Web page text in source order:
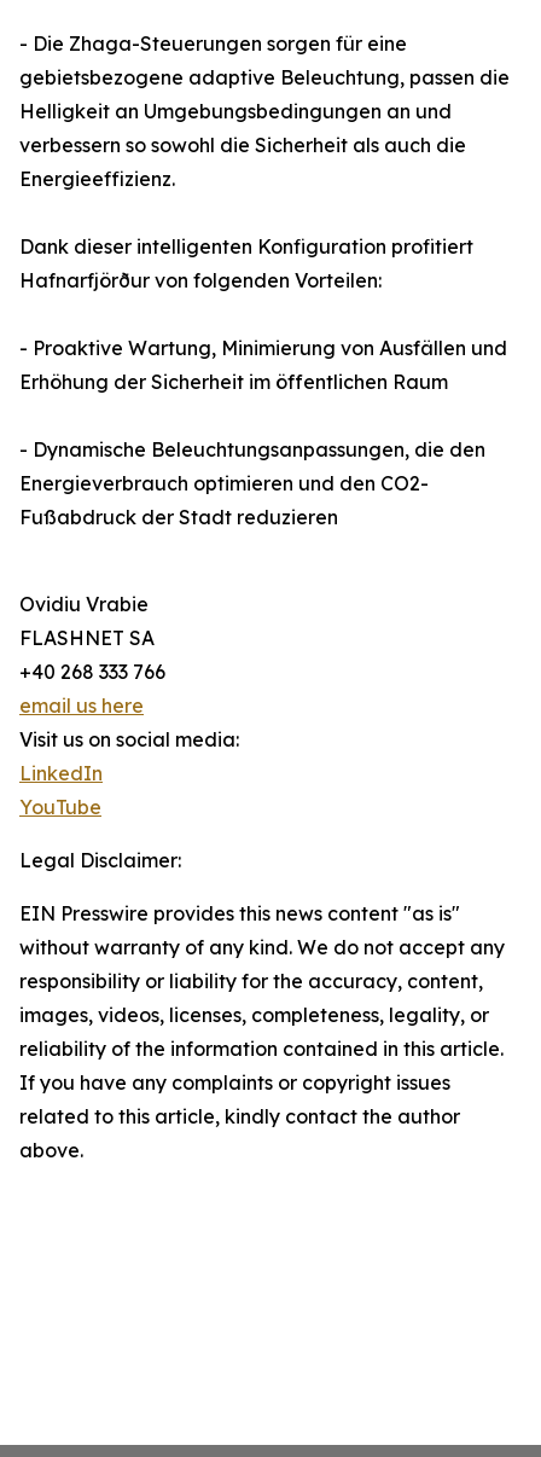
- Die Zhaga-Steuerungen sorgen für eine
gebietsbezogene adaptive Beleuchtung, passen die
Helligkeit an Umgebungsbedingungen an und
verbessern so sowohl die Sicherheit als auch die
Energieeffizienz.
Dank dieser intelligenten Konfiguration profitiert
Hafnarfjörður von folgenden Vorteilen:
- Proaktive Wartung, Minimierung von Ausfällen und
Erhöhung der Sicherheit im öffentlichen Raum
- Dynamische Beleuchtungsanpassungen, die den
Energieverbrauch optimieren und den CO2-
Fußabdruck der Stadt reduzieren
Ovidiu Vrabie
FLASHNET SA
+40 268 333 766
email us here
Visit us on social media:
LinkedIn
YouTube
Legal Disclaimer:
EIN Presswire provides this news content "as is"
without warranty of any kind. We do not accept any
responsibility or liability for the accuracy, content,
images, videos, licenses, completeness, legality, or
reliability of the information contained in this article.
If you have any complaints or copyright issues
related to this article, kindly contact the author
above.